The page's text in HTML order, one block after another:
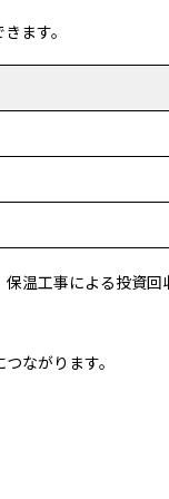
ます。
温工事による投資回
ながります。